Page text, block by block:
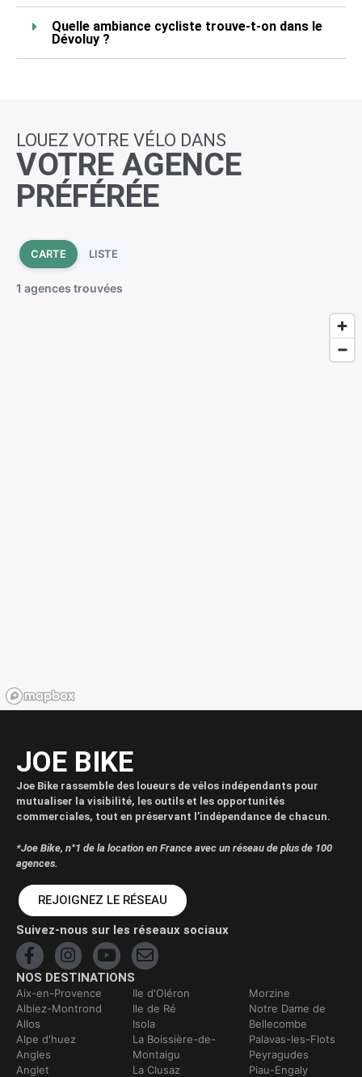
Quelle ambiance cycliste trouve-t-on dans le
Dévoluy ?
LOUEZ VOTRE VÉLO DANS
VOTRE AGENCE
PRÉFÉRÉE
CARTE LISTE
1 agences trouvées
JOE BIKE
Joe Bike rassemble des loueurs de vélos indépendants pour
mutualiser la visibilité, les outils et les opportunités
commerciales, tout en préservant l’indépendance de chacun.
*Joe Bike, n°1 de la location en France avec un réseau de plus de 100
agences.
REJOIGNEZ LE RÉSEAU
Suivez-nous sur les réseaux sociaux
NOS DESTINATIONS
Aix-en-Provence
Albiez-Montrond
Allos
Alpe d'huez
Angles
Anglet
Ile d'Oléron
Ile de Ré
Isola
La Boissière-de-
Montaigu
La Clusaz
Morzine
Notre Dame de
Bellecombe
Palavas-les-Flots
Peyragudes
Piau-Engaly